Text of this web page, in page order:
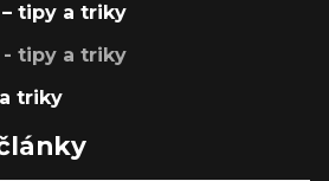
tipy a triky
- tipy a triky
triky